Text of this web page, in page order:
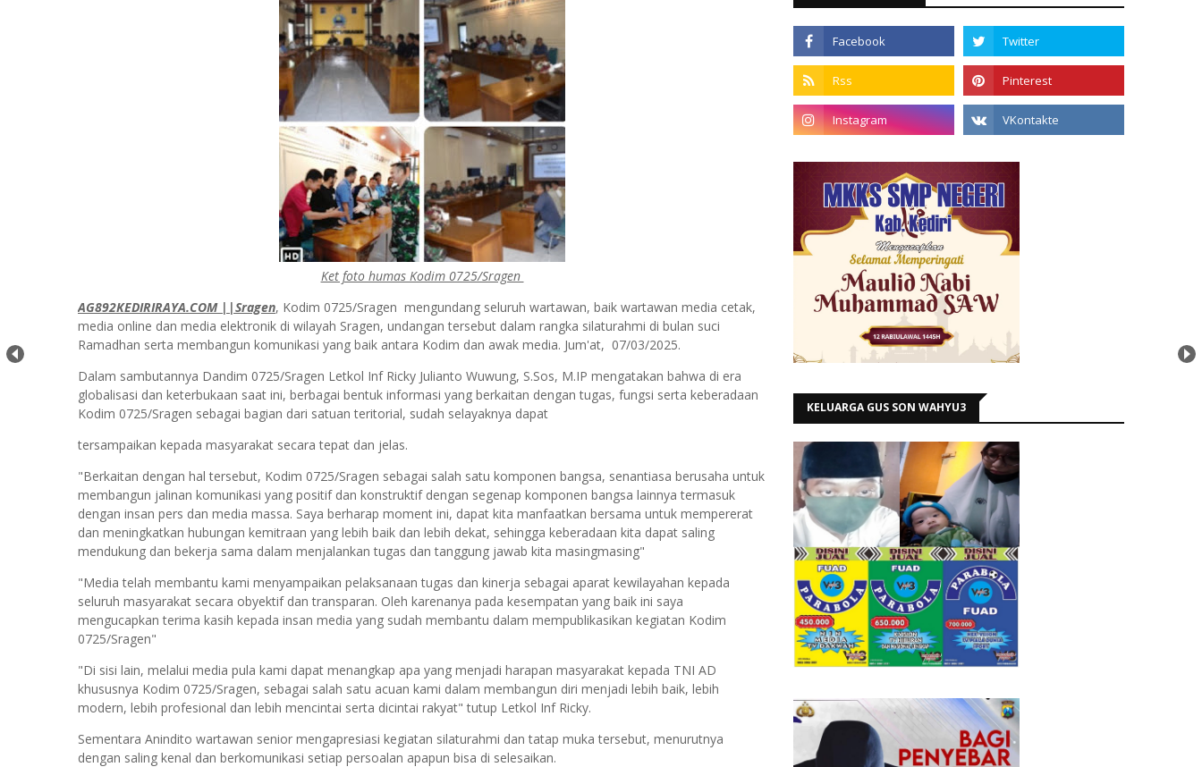
Ket foto humas Kodim 0725/Sragen
AG892KEDIRIRAYA.COM ||Sragen, Kodim 0725/Sragen mengundang seluruh wartawan, baik wartawan media cetak,
media online dan media elektronik di wilayah Sragen, undangan tersebut dalam rangka silaturahmi di bulan suci
Ramadhan serta membangun komunikasi yang baik antara Kodim dan awak media. Jum'at, 07/03/2025.
Dalam sambutannya Dandim 0725/Sragen Letkol Inf Ricky Julianto Wuwung, S.Sos, M.IP mengatakan bahwa di era
globalisasi dan keterbukaan saat ini, berbagai bentuk informasi yang berkaitan dengan tugas, fungsi serta keberadaan
Kodim 0725/Sragen sebagai bagian dari satuan teritorial, sudah selayaknya dapat
tersampaikan kepada masyarakat secara tepat dan jelas.
"Berkaitan dengan hal tersebut, Kodim 0725/Sragen sebagai salah satu komponen bangsa, senantiasa berusaha untuk
membangun jalinan komunikasi yang positif dan konstruktif dengan segenap komponen bangsa lainnya termasuk
dengan insan pers dan media massa. Saya berharap moment ini, dapat kita manfaatkan bersama untuk mempererat
dan meningkatkan hubungan kemitraan yang lebih baik dan lebih dekat, sehingga keberadaan kita dapat saling
mendukung dan bekerja sama dalam menjalankan tugas dan tanggung jawab kita masingmasing"
"Media telah membantu kami menyampaikan pelaksanaan tugas dan kinerja sebagai aparat kewilayahan kepada
seluruh masyarakat secara obyektif dan transparan. Oleh karenanya pada kesempatan yang baik ini saya
mengucapkan terima kasih kepada insan media yang sudah membantu dalam mempublikasikan kegiatan Kodim
0725/Sragen"
"Di sisi lain, melalui media pula kami dapat menangkap apa yang menjadi harapan masyarakat kepada TNI AD
khususnya Kodim 0725/Sragen, sebagai salah satu acuan kami dalam membangun diri menjadi lebih baik, lebih
modern, lebih profesional dan lebih mencintai serta dicintai rakyat" tutup Letkol Inf Ricky.
Sementara Anindito wartawan senior mengapresiasi kegiatan silaturahmi dan tatap muka tersebut, menurutnya
dengan saling kenal dan berkomunikasi setiap persoalan apapun bisa di selesaikan.
KELUARGA GUS SON WAHYU3